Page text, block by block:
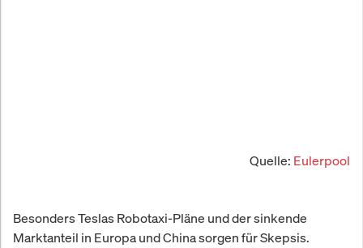
Quelle: Eulerpool
Besonders Teslas Robotaxi-Pläne und der sinkende
Marktanteil in Europa und China sorgen für Skepsis.